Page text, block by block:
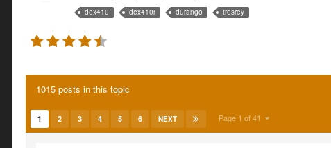
dex410 dex410r durango tresrey
1015 posts in this topic
1 2 3 4 5 6 NEXT Page 1 of 41